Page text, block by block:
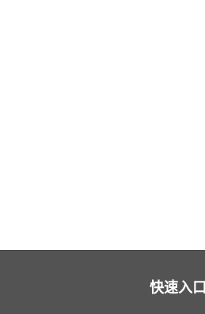
快速入口